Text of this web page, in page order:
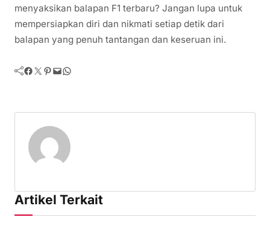
menyaksikan balapan F1 terbaru? Jangan lupa untuk
mempersiapkan diri dan nikmati setiap detik dari
balapan yang penuh tantangan dan keseruan ini.
Facebook Twitter Pinterest Mail WhatsApp
Artikel Terkait